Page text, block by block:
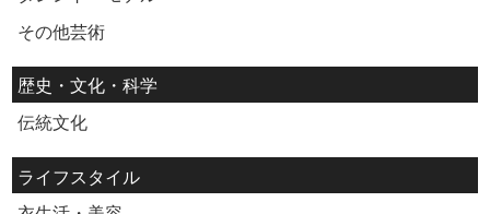
その他芸術
歴史・文化・科学
伝統文化
ライフスタイル